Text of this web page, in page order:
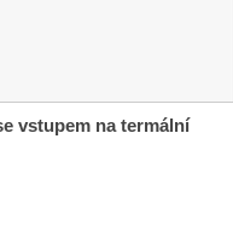
vstupem na termální